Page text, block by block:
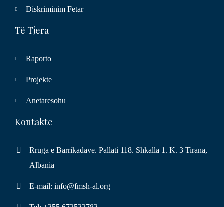
Diskriminim Fetar
Të Tjera
Raporto
Projekte
Anetaresohu
Kontakte
Rruga e Barrikadave. Pallati 118. Shkalla 1. K. 3 Tirana,
Albania
E-mail: info@fmsh-al.org